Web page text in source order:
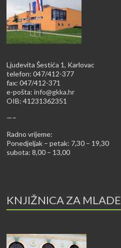
Ljudevita Šestića 1, Karlovac
telefon: 047/412-377
fax: 047/412-371
e-pošta:info@gkka.hr
OIB: 41231362351
—–
Radno vrijeme:
Ponedjeljak – petak: 7,30 – 19,30
subota: 8,00 – 13,00
KNJIŽNICA ZA MLADE